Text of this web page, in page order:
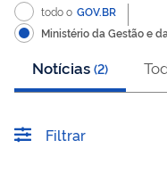
todo o GOV.BR
Ministério da Gestão e
Notícias (2)
Filtrar